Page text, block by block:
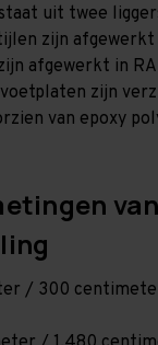
uit twee
zijn
afgewerkt in
zijn
van epoxy
/ 300